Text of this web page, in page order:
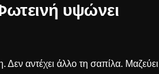
υψώνει
αντέχει άλλο τη σαπίλα. Μαζεύει